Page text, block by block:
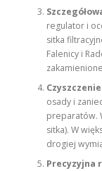
regulator i
sitka
Falenicy i
osady i
preparatów.
sitka). W
drogiej
Precyzyjna